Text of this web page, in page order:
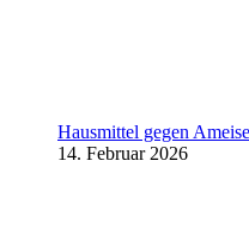
Hausmittel gegen
14. Februar 2026